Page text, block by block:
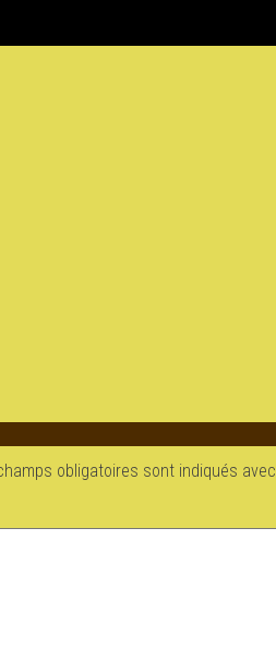
obligatoires sont indiqués avec